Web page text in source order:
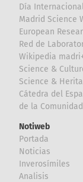
Día
Madrid Science
European
Red de
Wikipedia
Science &
Science &
Cátedra del
de la
Notiweb
Portada
Noticias
Inverosímiles
Analisis